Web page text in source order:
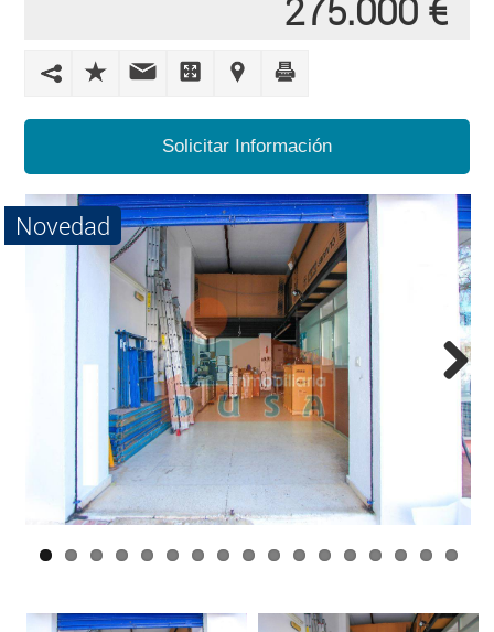
CONTACTO
275.000 €
Solicitar Información
Novedad
Next